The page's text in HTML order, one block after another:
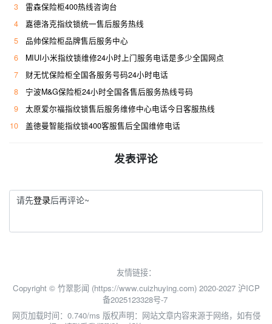
3
雷森保险柜400热线咨询台
4
嘉德洛克指纹锁统一售后服务热线
5
品帅保险柜品牌售后服务中心
6
MIUI小米指纹锁维修24小时上门服务电话是多少全国网点
7
财无忧保险柜全国各服务号码24小时电话
8
宁波M&G保险柜24小时全国各售后服务热线号码
9
太原爱尔福指纹锁售后服务维修中心电话今日客服热线
10
盖徳曼智能指纹锁400客服售后全国维修电话
发表评论
请先登录后再评论~
友情链接：
Copyright © 竹翠影闻 (https://www.cuizhuying.com) 2020-2027 沪ICP
备2025123328号-7
网页加载时间：0.740/ms 版权声明：网站文章内容来源于网络，如有侵